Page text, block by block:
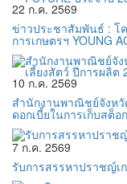
22 ก.ค. 2569
ข่าวประชาสัมพันธ์ : โ
การเกษตรฯ YOUNG
10 ก.ค. 2569
สำนักงานพาณิชย์จังห
ดอกเบี้ยในการเก็บสต็
7 ก.ค. 2569
รับการสรรหาปราชญ์เ